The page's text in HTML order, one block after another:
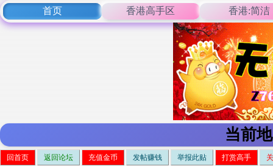
首页 香港高手区 香港:简洁
当前
回首页 返回论坛 充值金币 发帖赚钱 举报此贴 打赏高手